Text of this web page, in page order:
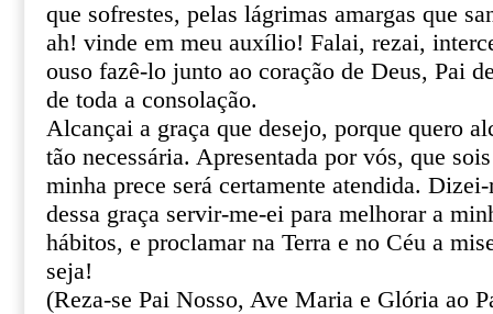
que sofrestes, pelas lágrimas amargas que
ah! vinde em meu auxílio! Falai, rezai,
ouso fazê-lo junto ao coração de Deus, Pai
de toda a consolação.
Alcançai a graça que desejo, porque quero
tão necessária. Apresentada por vós, que
minha prece será certamente atendida.
dessa graça servir-me-ei para melhorar a
hábitos, e proclamar na Terra e no Céu a
seja!
(Reza-se Pai Nosso, Ave Maria e Glória ao